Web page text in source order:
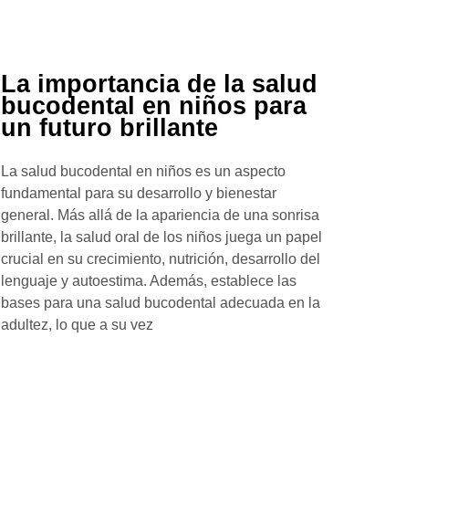
La importancia de la salud
bucodental en niños para
un futuro brillante
La salud bucodental en niños es un aspecto
fundamental para su desarrollo y bienestar
general. Más allá de la apariencia de una sonrisa
brillante, la salud oral de los niños juega un papel
crucial en su crecimiento, nutrición, desarrollo del
lenguaje y autoestima. Además, establece las
bases para una salud bucodental adecuada en la
adultez, lo que a su vez